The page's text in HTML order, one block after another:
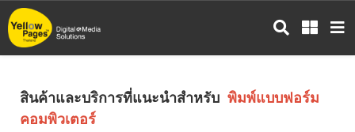
ข้าม
ไป
สินค้าและบริการที่แนะนำสำหรับ พิมพ์แบบฟอร์ม
คอมพิวเตอร์